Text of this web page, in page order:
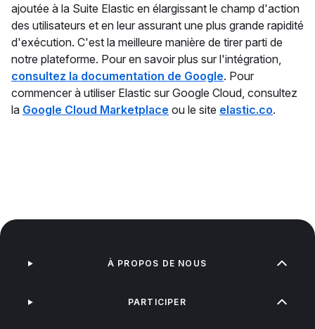
ajoutée à la Suite Elastic en élargissant le champ d'action
des utilisateurs et en leur assurant une plus grande rapidité
d'exécution. C'est la meilleure manière de tirer parti de
notre plateforme. Pour en savoir plus sur l'intégration,
consultez la documentation de Google. Pour
commencer à utiliser Elastic sur Google Cloud, consultez
la Google Cloud Marketplace ou le site elastic.co.
À PROPOS DE NOUS
PARTICIPER